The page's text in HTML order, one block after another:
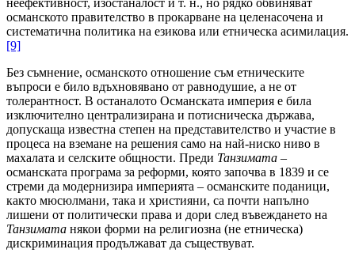
неефективност, изостаналост и т. н., но рядко обвиняват
османското правителство в прокарване на целенасочена и
систематична политика на езикова или етническа асимилация.
[9]
Без съмнение, османското отношение съм етническите
въпроси е било вдъхновявано от равнодушие, а не от
толерантност. В останалото Османската империя е била
изключително централизирана и потисническа държава,
допускаща известна степен на представителство и участие в
процеса на вземане на решения само на най-ниско ниво в
махалата и селските общности. Преди Танзимата –
османската програма за реформи, която започва в 1839 и се
стреми да модернизира империята – османските поданици,
както мюсюлмани, така и християни, са почти напълно
лишени от политически права и дори след въвеждането на
Танзимата някои форми на религиозна (не етническа)
дискриминация продължават да съществуват.